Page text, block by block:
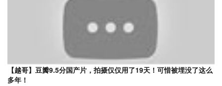
【越哥】豆瓣9.5分国产片，拍摄仅仅用了19天！可惜被埋没了这么
多年！